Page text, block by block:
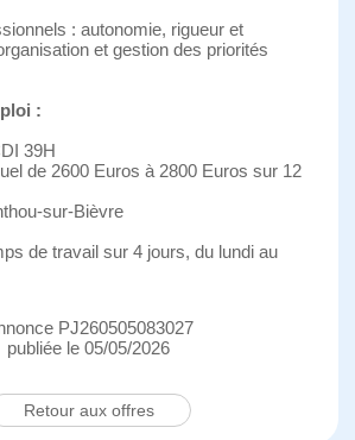
: autonomie, rigueur et
et gestion des priorités
:
39H
de 2600 Euros à 2800 Euros sur 12
sur-Bièvre
de travail sur 4 jours, du lundi au
PJ260505083027
publiée le 05/05/2026
Retour aux offres